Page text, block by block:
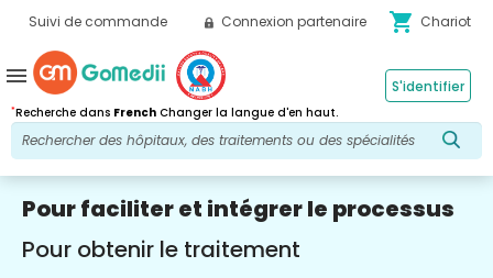
Suivi de commande Connexion partenaire shopping_cart Chariot
*Recherche dans French Changer la langue d'en haut.
S'identifier
menu
Pour faciliter et intégrer le processus
Pour obtenir le traitement